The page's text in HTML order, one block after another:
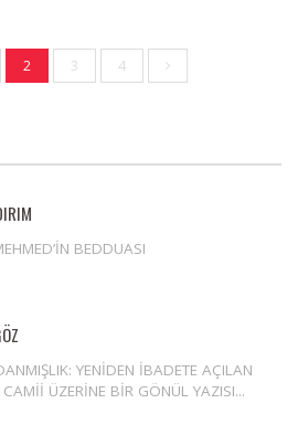
2 3 4
BEDDUASI
YENİDEN İBADETE AÇILAN
CAMİİ ÜZERİNE BİR GÖNÜL YAZISI...